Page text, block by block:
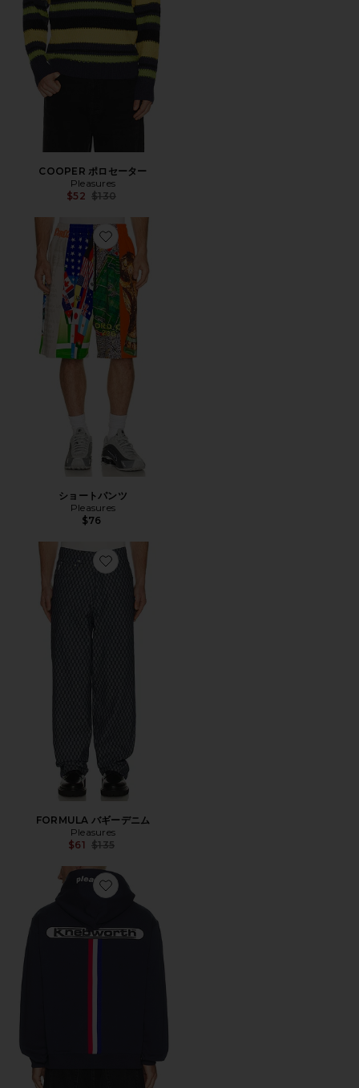
COOPER ポロセーター
Pleasures
$52 Previous price:
$130
Favorite ショートパンツ
ショートパンツ
Pleasures
$76
Favorite FORMULA バギーデニム
FORMULA バギーデニム
Pleasures
$61 Previous price:
$135
Favorite KNEBWORTH パーカー